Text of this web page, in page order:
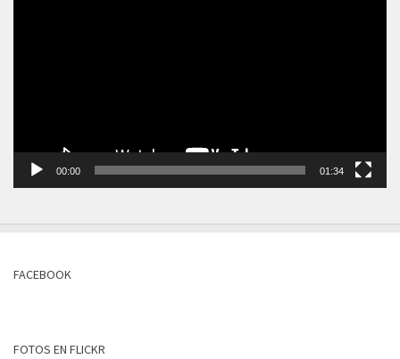
00:00 01:34
FACEBOOK
FOTOS EN FLICKR